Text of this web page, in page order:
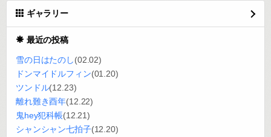
ギャラリー
最近の投稿
雪の日はたのし(02.02)
ドンマイドルフィン(01.20)
ツンドル(12.23)
離れ難き酉年(12.22)
鬼hey犯科帳(12.21)
シャンシャン七拍子(12.20)